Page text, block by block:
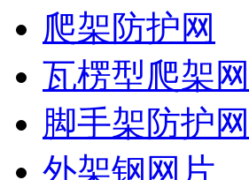
爬架防护网
瓦楞型爬架网
脚手架防护网
外架钢网片